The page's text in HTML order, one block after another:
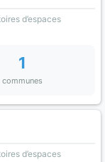
d’espaces
1
communes
d’espaces